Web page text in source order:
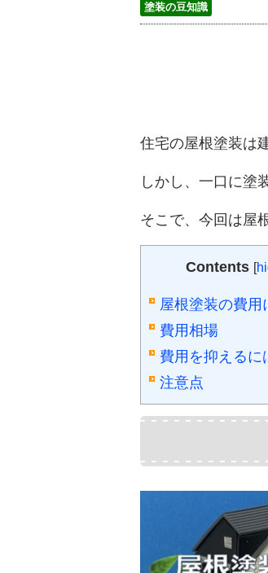
塗装の豆知識
住宅の屋根塗装は
しかし、 一口に塗
そこで、今回は屋
Contents [
屋根塗装の費用
費用相場
費用を抑えるに
注意点